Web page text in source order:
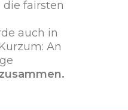
fairsten
auch in
An